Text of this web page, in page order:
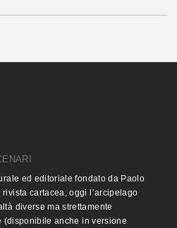
ed editoriale fondato da Paolo
cartacea, oggi l’arcipelago
diverse ma strettamente
(disponibile anche in versione